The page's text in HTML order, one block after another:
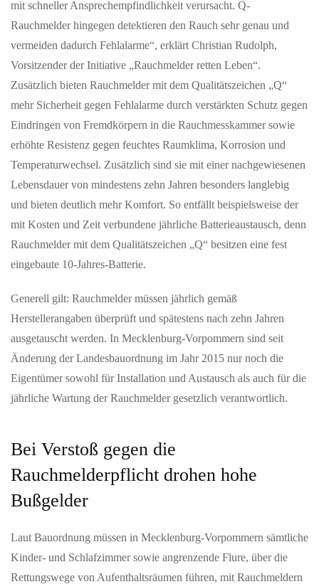
mit schneller Ansprechempfindlichkeit verursacht. Q-
Rauchmelder hingegen detektieren den Rauch sehr genau und
vermeiden dadurch Fehlalarme“, erklärt Christian Rudolph,
Vorsitzender der Initiative „Rauchmelder retten Leben“.
Zusätzlich bieten Rauchmelder mit dem Qualitätszeichen „Q“
mehr Sicherheit gegen Fehlalarme durch verstärkten Schutz gegen
Eindringen von Fremdkörpern in die Rauchmesskammer sowie
erhöhte Resistenz gegen feuchtes Raumklima, Korrosion und
Temperaturwechsel. Zusätzlich sind sie mit einer nachgewiesenen
Lebensdauer von mindestens zehn Jahren besonders langlebig
und bieten deutlich mehr Komfort. So entfällt beispielsweise der
mit Kosten und Zeit verbundene jährliche Batterieaustausch, denn
Rauchmelder mit dem Qualitätszeichen „Q“ besitzen eine fest
eingebaute 10-Jahres-Batterie.
Generell gilt: Rauchmelder müssen jährlich gemäß
Herstellerangaben überprüft und spätestens nach zehn Jahren
ausgetauscht werden. In Mecklenburg-Vorpommern sind seit
Änderung der Landesbauordnung im Jahr 2015 nur noch die
Eigentümer sowohl für Installation und Austausch als auch für die
jährliche Wartung der Rauchmelder gesetzlich verantwortlich.
Bei Verstoß gegen die
Rauchmelderpflicht drohen hohe
Bußgelder
Laut Bauordnung müssen in Mecklenburg-Vorpommern sämtliche
Kinder- und Schlafzimmer sowie angrenzende Flure, über die
Rettungswege von Aufenthaltsräumen führen, mit Rauchmeldern